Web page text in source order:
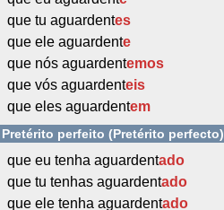
que tu aguardentes
que ele aguardente
que nós aguardentemos
que vós aguardenteis
que eles aguardentem
Pretérito perfeito (Pretérito perfecto)
que eu tenha aguardentado
que tu tenhas aguardentado
que ele tenha aguardentado